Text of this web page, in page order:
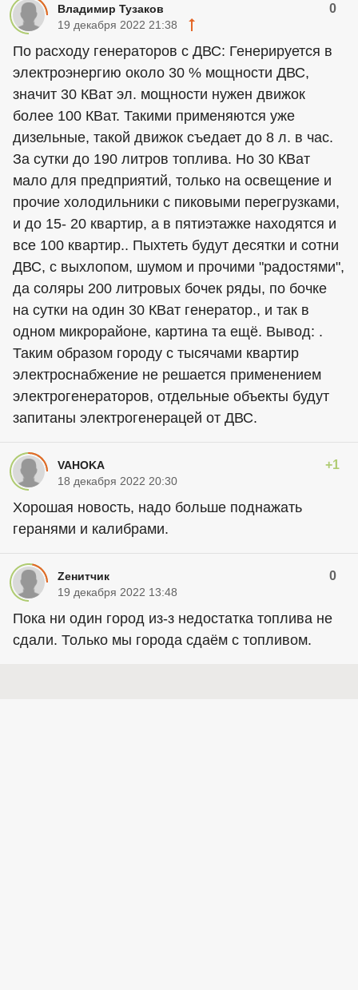
Владимир Тузаков 0
19 декабря 2022 21:38
По расходу генераторов с ДВС: Генерируется в
электроэнергию около 30 % мощности ДВС,
значит 30 КВат эл. мощности нужен движок
более 100 КВат. Такими применяются уже
дизельные, такой движок съедает до 8 л. в час.
За сутки до 190 литров топлива. Но 30 КВат
мало для предприятий, только на освещение и
прочие холодильники с пиковыми перегрузками,
и до 15- 20 квартир, а в пятиэтажке находятся и
все 100 квартир.. Пыхтеть будут десятки и сотни
ДВС, с выхлопом, шумом и прочими "радостями",
да соляры 200 литровых бочек ряды, по бочке
на сутки на один 30 КВат генератор., и так в
одном микрорайоне, картина та ещё. Вывод: .
Таким образом городу с тысячами квартир
электроснабжение не решается применением
электрогенераторов, отдельные объекты будут
запитаны электрогенерацей от ДВС.
VAHOKA +1
18 декабря 2022 20:30
Хорошая новость, надо больше поднажать
геранями и калибрами.
Zенитчик 0
19 декабря 2022 13:48
Пока ни один город из-з недостатка топлива не
сдали. Только мы города сдаём с топливом.